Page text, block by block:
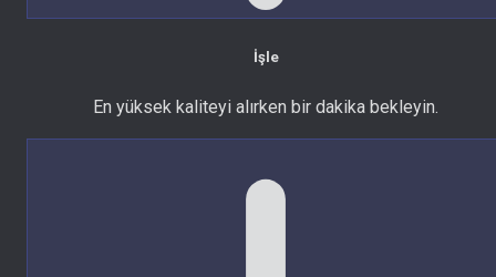
İşle
En yüksek kaliteyi alırken bir dakika bekleyin.